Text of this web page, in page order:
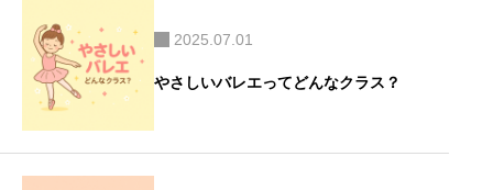
2025.07.01
やさしいバレエってどんなクラス？